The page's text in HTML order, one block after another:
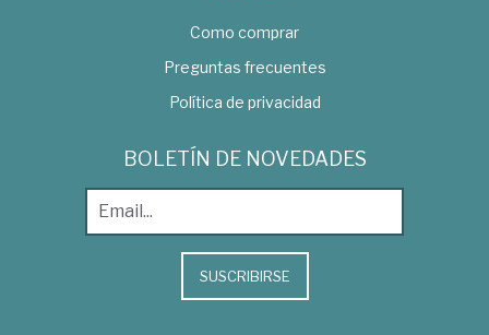
Como comprar
Preguntas frecuentes
Política de privacidad
BOLETÍN DE NOVEDADES
SUSCRIBIRSE